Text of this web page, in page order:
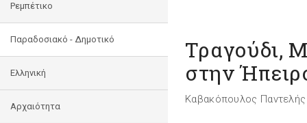
Ρεμπέτικο
Παραδοσιακό - Δημοτικό
Ελληνική
Αρχαιότητα
Τραγούδι,
στην
Καβακόπουλος Παντελής